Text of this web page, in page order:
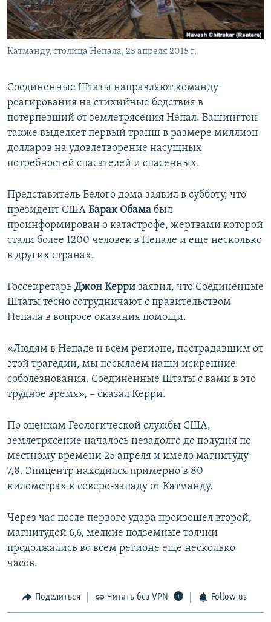
ПОБЕДИТЕЛЕЙ НЕ СУДЯТ?
КРЫМ.НЕПОКОРЕННЫЙ
ELIFBE
ПРИСОЕДИНЯЙТЕСЬ!
Все сайты RFE/RL
Катманду, столица Непала, 25 апреля 2015 г.
Соединенные Штаты направляют команду
реагирования на стихийные бедствия в
потерпевший от землетрясения Непал. Вашингтон
также выделяет первый транш в размере миллион
долларов на удовлетворение насущных
потребностей спасателей и спасенных.
Представитель Белого дома заявил в субботу, что
президент США Барак Обама был
проинформирован о катастрофе, жертвами которой
стали более 1200 человек в Непале и еще несколько
в других странах.
Госсекретарь Джон Керри заявил, что Соединенные
Штаты тесно сотрудничают с правительством
Непала в вопросе оказания помощи.
«Людям в Непале и всем регионе, пострадавшим от
этой трагедии, мы посылаем наши искренние
соболезнования. Соединенные Штаты с вами в это
трудное время», – сказал Керри.
По оценкам Геологической службы США,
землетрясение началось незадолго до полудня по
местному времени 25 апреля и имело магнитуду
7,8. Эпицентр находился примерно в 80
километрах к северо-западу от Катманду.
Через час после первого удара произошел второй,
магнитудой 6,6, мелкие подземные толчки
продолжались во всем регионе еще несколько
часов.
Поделиться Читать без VPN Follow us